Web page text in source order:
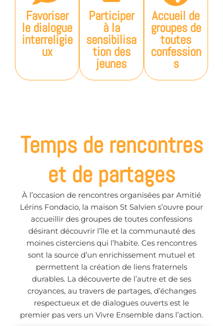
Favoriser
le dialogue
interreligie
ux
Participer
à la
sensibilisa
tion des
jeunes
Accueil de
groupes de
toutes
confession
s
Temps de rencontres
et de partages
À l’occasion de rencontres organisées par Amitié
Lérins Fondacio, la maison St Salvien s’ouvre pour
accueillir des groupes de toutes confessions
désirant découvrir l’île et la communauté des
moines cisterciens qui l’habite. Ces rencontres
sont la source d’un enrichissement mutuel et
permettent la création de liens fraternels
durables. La découverte de l’autre et de ses
croyances, au travers de partages, d’échanges
respectueux et de dialogues ouverts est le
premier pas vers un Vivre Ensemble dans l’action.